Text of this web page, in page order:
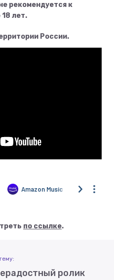
рекомендуется к
лет.
России.
по ссылке.
ролик